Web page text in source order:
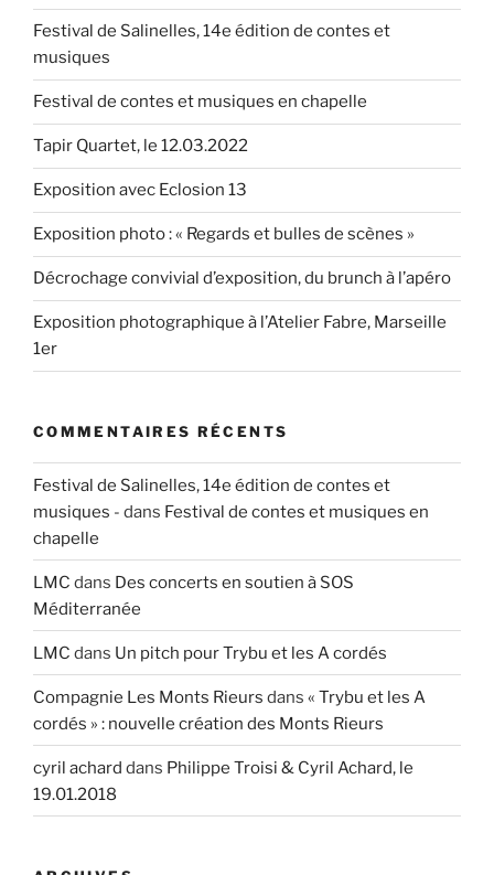
Festival de Salinelles, 14e édition de contes et
musiques
Festival de contes et musiques en chapelle
Tapir Quartet, le 12.03.2022
Exposition avec Eclosion 13
Exposition photo : « Regards et bulles de scènes »
Décrochage convivial d’exposition, du brunch à l’apéro
Exposition photographique à l’Atelier Fabre, Marseille
1er
COMMENTAIRES RÉCENTS
Festival de Salinelles, 14e édition de contes et
musiques - dans Festival de contes et musiques en
chapelle
LMC dans Des concerts en soutien à SOS
Méditerranée
LMC dans Un pitch pour Trybu et les A cordés
Compagnie Les Monts Rieurs dans « Trybu et les A
cordés » : nouvelle création des Monts Rieurs
cyril achard dans Philippe Troisi & Cyril Achard, le
19.01.2018